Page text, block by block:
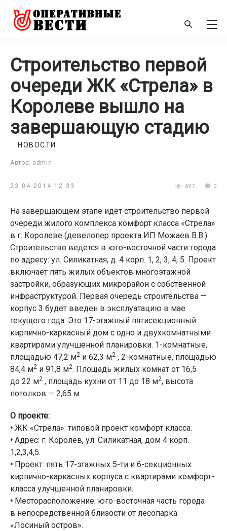
Строительство первой
очереди ЖК «Стрела» в
Королеве вышло на
завершающую стадию
Автор: admin
НОВОСТИ
23.04.2014 12:33 697 0
На завершающем этапе идет строительство первой
очереди жилого комплекса комфорт класса «Стрела»
в г. Королеве (девелопер проекта ИП Можаев В.В.).
Строительство ведется в юго-восточной части города
по адресу: ул. Силикатная, д. 4 корп. 1, 2, 3, 4, 5. Проект
включает пять жилых объектов многоэтажной
застройки, образующих микрорайон с собственной
инфраструктурой. Первая очередь строительства —
корпус 3 будет введен в эксплуатацию в мае
текущего года. Это 17-этажный пятисекционный
кирпично-каркасный дом с одно и двухкомнатными
квартирами улучшенной планировки. 1-комнатные,
площадью 47,2 м2 и 62,3 м2 , 2-комнатные, площадью
84,4 м2 и 91,8 м2. Площадь жилых комнат от 16,5
до 22 м2 , площадь кухни от 11 до 18 м2, высота
потолков — 2,65 м.
О проекте:
• ЖК «Стрела»: типовой проект комфорт класса.
• Адрес: г. Королев, ул. Силикатная, дом 4 корп.
1,2,3,4,5.
• Проект: пять 17-этажных 5-ти и 6-секционных
кирпично-каркасных корпуса с квартирами комфорт-
класса улучшенной планировки.
• Месторасположение: юго-восточная часть города
в непосредственной близости от лесопарка
«Лосиный остров».